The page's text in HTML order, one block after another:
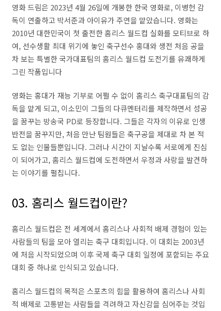
영화 드림은 2023년 4월 26일에 개봉한 한국 영화로, 이병헌 감
독이 연출하고 박서준과 아이유가 주연을 맡았습니다. 영화는
2010년 대한민국이 첫 출전한 홈리스 월드컵 실화를 모티브로 하
여, 선수생활 최대 위기에 놓인 축구선수 홍대와 생전 처음 공을
차 보는 특별한 국가대표팀의 홈리스 월드컵 도전기를 유쾌하게
그린 작품입니다
영화는 홍대가 재능 기부로 어쩔 수 없이 홈리스 축구대표팀의 감
독을 맡게 되고, 이소민이 그들의 다큐멘터리를 제작하면서 성공
을 꿈꾸는 방송국 PD로 등장합니다. 그들은 각자의 이유로 인생
반전을 꿈꾸지만,처음 만난 팀원들은 축구공을 제대로 차 본 적
도 없는 인물들뿐입니다. 그러나 시간이 지날수록 서로에게 진심
이 되어가고,홈리스 월드컵에 도전하면서 우정과 사랑을 발견하
는 이야기를 펼칩니다.
03. 홈리스 월드컵이란?
홈리스 월드컵은 전 세계에서 홈리스나 사회적 배제 경험이 있는
사람들의 팀을 모아 열리는 축구 대회입니다. 이 대회는 2003년
에 처음 시작되었으며 이후 국제 축구 대회 일정에 포함되는 주요
대회 중 하나로 인식되고 있습니다.
홈리스 월드컵의 목적은 스포츠의 힘을 활용하여 홈리스나 사회
적 배제로 고통받는 사람들을 격려하고 자신감을 심어주는 것입